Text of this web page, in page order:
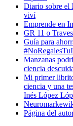
Diario sobre el
viví
Emprende en
GR 11 o
Guía para
Manzanas
ciencia
Mi primer
ciencia y una
Inés López
Página del